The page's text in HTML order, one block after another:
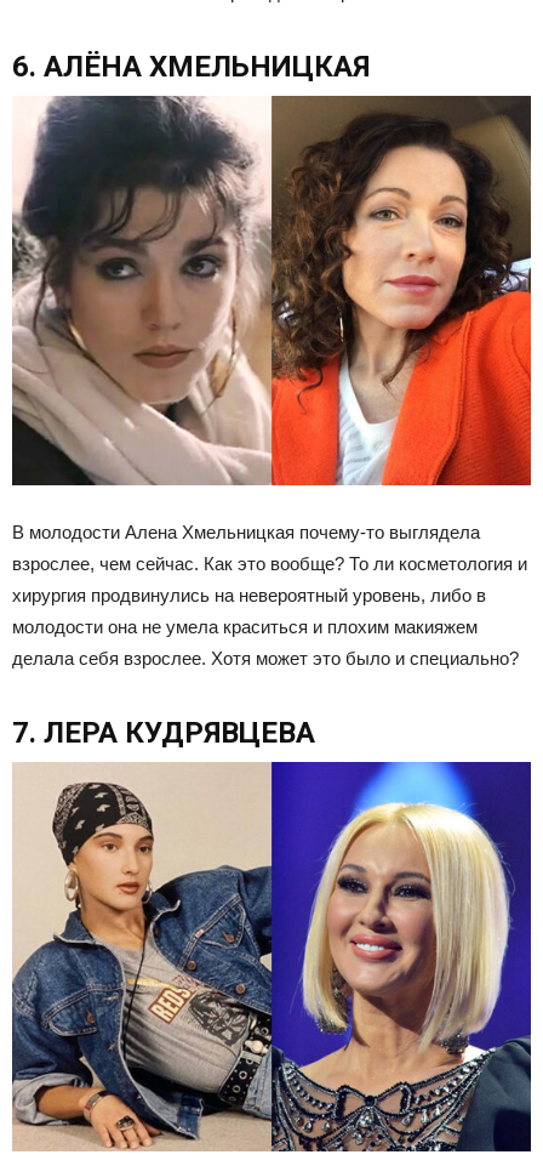
6. АЛЁНА ХМЕЛЬНИЦКАЯ
В молодости Алена Хмельницкая почему-то выглядела
взрослее, чем сейчас. Как это вообще? То ли косметология и
хирургия продвинулись на невероятный уровень, либо в
молодости она не умела краситься и плохим макияжем
делала себя взрослее. Хотя может это было и специально?
7. ЛЕРА КУДРЯВЦЕВА